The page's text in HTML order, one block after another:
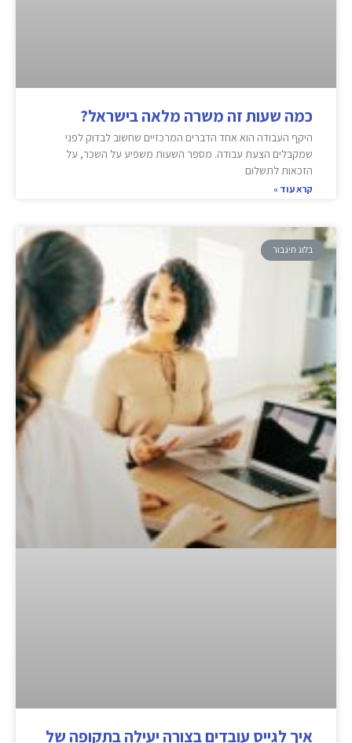
כמה שעות זה משרה מלאה בישראל?
היקף העבודה הוא אחד הדברים המרכזיים שחשוב לבדוק לפני
שמקבלים הצעת עבודה. מספר השעות משפיע על השכר, על
הזכאות לתשלום
קרא עוד »
בלוג תיגבור
איך לגייס עובדים בצורה יעילה בתקופה של